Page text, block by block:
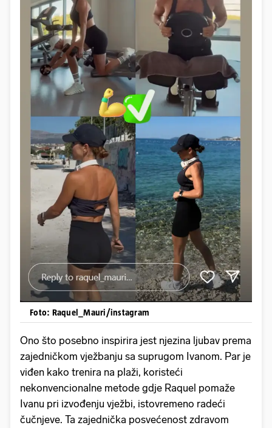
Foto: Raquel_Mauri/instagram
Ono što posebno inspirira jest njezina ljubav prema
zajedničkom vježbanju sa suprugom Ivanom. Par je
viđen kako trenira na plaži, koristeći
nekonvencionalne metode gdje Raquel pomaže
Ivanu pri izvođenju vježbi, istovremeno radeći
čučnjeve. Ta zajednička posvećenost zdravom